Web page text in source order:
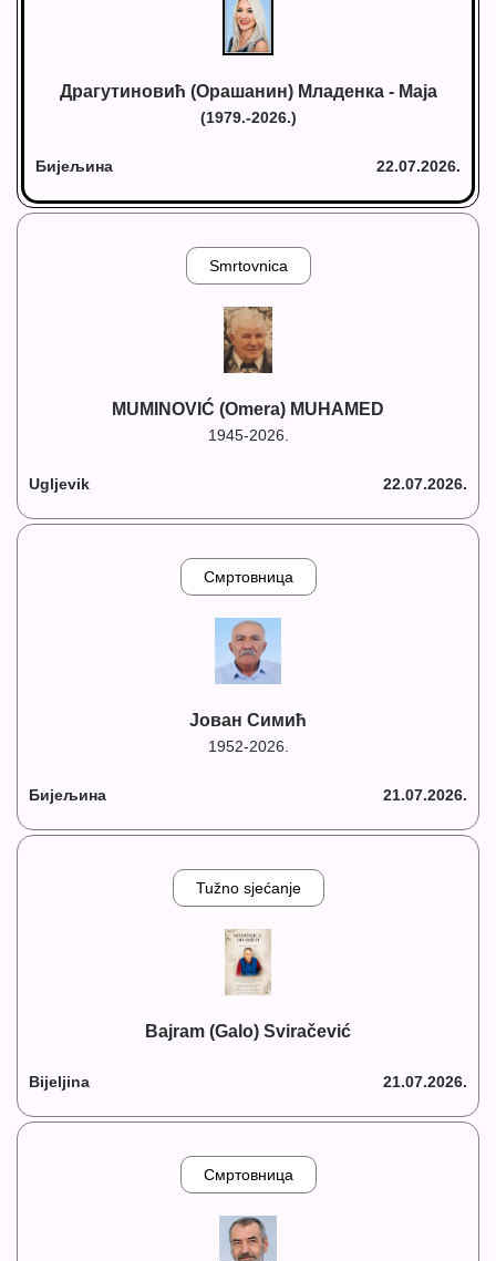
Драгутиновић (Орашанин) Младенка - Маја
(1979.-2026.)
Бијељина 22.07.2026.
Smrtovnica
MUMINOVIĆ (Omera) MUHAMED
1945-2026.
Ugljevik 22.07.2026.
Смртовница
Јован Симић
1952-2026.
Бијељина 21.07.2026.
Tužno sjećanje
Bajram (Galo) Sviračević
Bijeljina 21.07.2026.
Смртовница